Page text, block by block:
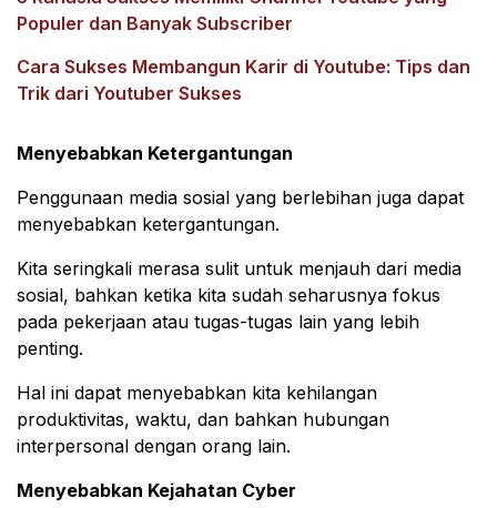
Populer dan Banyak Subscriber
Cara Sukses Membangun Karir di Youtube: Tips dan
Trik dari Youtuber Sukses
Menyebabkan Ketergantungan
Penggunaan media sosial yang berlebihan juga dapat
menyebabkan ketergantungan.
Kita seringkali merasa sulit untuk menjauh dari media
sosial, bahkan ketika kita sudah seharusnya fokus
pada pekerjaan atau tugas-tugas lain yang lebih
penting.
Hal ini dapat menyebabkan kita kehilangan
produktivitas, waktu, dan bahkan hubungan
interpersonal dengan orang lain.
Menyebabkan Kejahatan Cyber